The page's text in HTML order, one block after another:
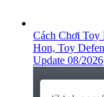
Cách Chơi Toy
Hon, ‎Toy
Update 08/2026